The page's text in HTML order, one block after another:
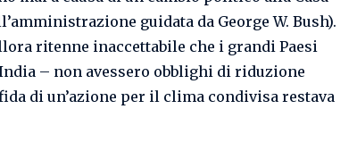
guidata da George W. Bush).
ritenne inaccettabile che i grandi Paesi
– non avessero obblighi di riduzione
di un’azione per il clima condivisa restava